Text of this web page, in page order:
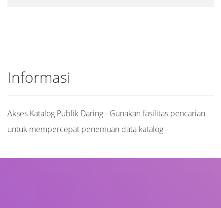
Informasi
Akses Katalog Publik Daring - Gunakan fasilitas pencarian
untuk mempercepat penemuan data katalog